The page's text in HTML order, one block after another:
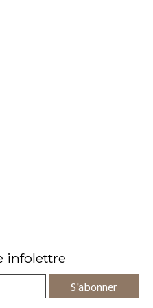
infolettre
S'abonner